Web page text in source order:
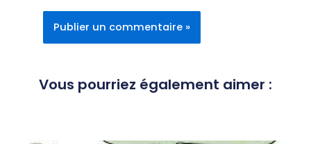
Vous pourriez également aimer :